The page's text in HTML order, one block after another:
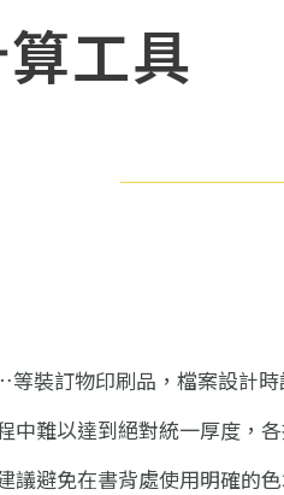
工具
裝訂物印刷品，檔案設計時
中難以達到絕對統一厚度，
議避免在書背處使用明確的